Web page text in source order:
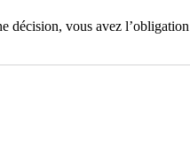
décision, vous avez